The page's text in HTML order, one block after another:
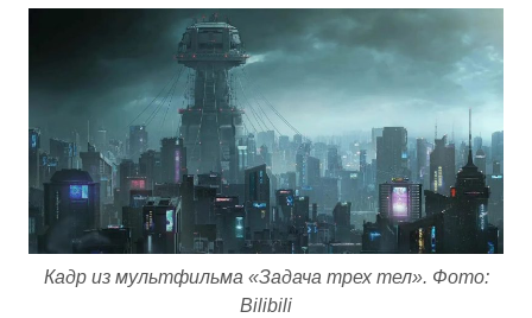
Кадр из мультфильма «Задача трех тел». Фото:
Bilibili